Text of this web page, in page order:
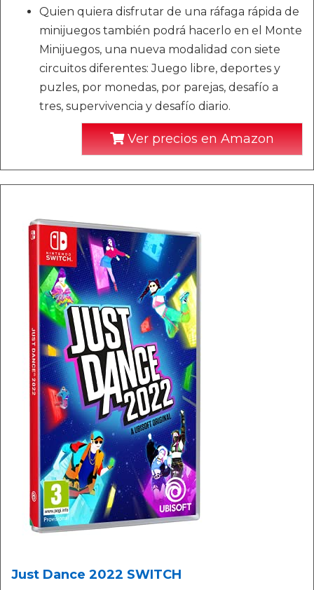
Quien quiera disfrutar de una ráfaga rápida de
minijuegos también podrá hacerlo en el Monte
Minijuegos, una nueva modalidad con siete
circuitos diferentes: Juego libre, deportes y
puzles, por monedas, por parejas, desafío a
tres, supervivencia y desafío diario.
Ver precios en Amazon
Just Dance 2022 SWITCH